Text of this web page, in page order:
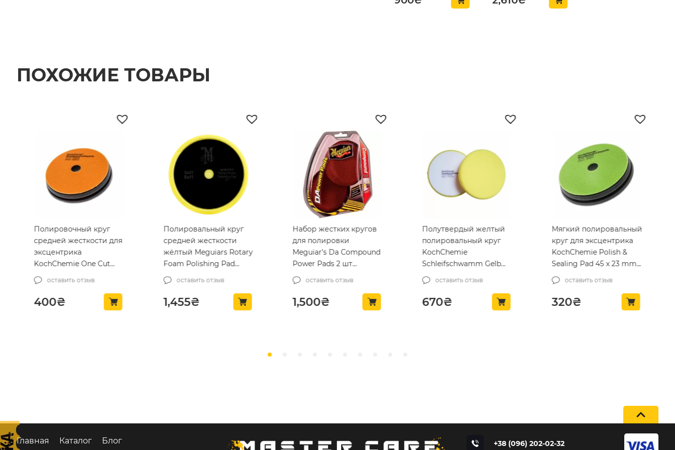
ПОХОЖИЕ ТОВАРЫ
Полировочный круг
средней жесткости для
эксцентрика
KochChemie One Cut
Pad 45 x 23 mm (999615)
оставить отзыв
400₴
Полировальный круг
средней жесткости
жёлтый Meguiars Rotary
Foam Polishing Pad
178мм (WRFP7)
оставить отзыв
1,455₴
Набор жестких кругов
для полировки
Meguiar’s Da Compound
Power Pads 2 шт
(G3507INT)
оставить отзыв
1,500₴
Полутвердый желтый
полировальный круг
KochChemie
Schleifschwamm Gelb
mittelhart 130*30
(999267)
оставить отзыв
670₴
Мягкий полировальный
круг для эксцентрика
KochChemie Polish &
Sealing Pad 45 x 23 mm
(999613)
оставить отзыв
320₴
Главная Каталог Блог +38 (096) 202-02-32